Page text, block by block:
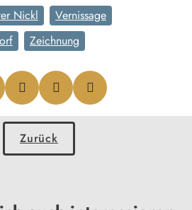
Nickl
Vernissage
Zeichnung
Zurück